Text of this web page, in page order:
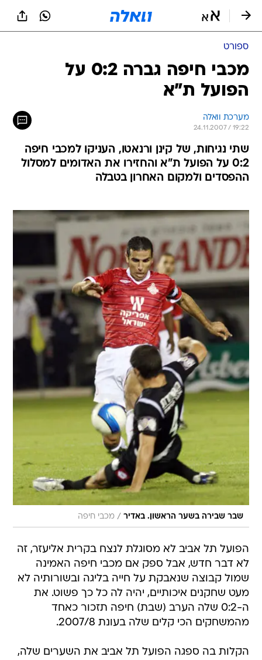
ספורט
מכבי חיפה גברה 0:2 על
הפועל ת"א
מערכת וואלה
24.11.2007 / 19:22
שתי נגיחות, של קינן ורנאטו, העניקו למכבי חיפה
0:2 על הפועל ת"א והחזירו את האדומים למסלול
ההפסדים ולמקום האחרון בטבלה
שבר שבירה בשער הראשון. באדיר / מכבי חיפה
הפועל תל אביב לא מסוגלת לנצח בקרית אליעזר, זה
לא דבר חדש, אבל ספק אם מכבי חיפה האמינה
שמול קבוצה שנאבקת על חייה בליגה ובשורותיה לא
מעט שחקנים איכותיים, יהיה לה כל כך פשוט. את
ה-0:2 שלה הערב (שבת) חיפה תזכור כאחד
מהמשחקים הכי קלים שלה בעונת 2007/8.
הקלות בה ספגה הפועל תל אביב את השערים שלה,